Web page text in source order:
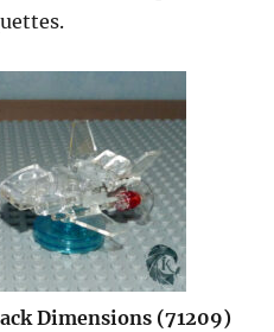
Dimensions (71209)